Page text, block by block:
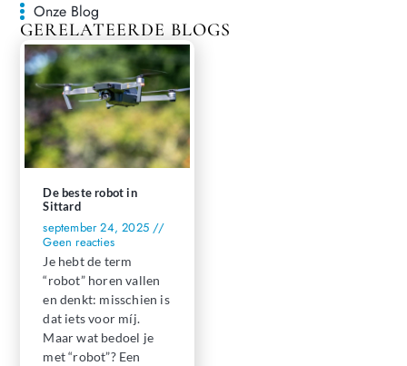
Onze Blog
GERELATEERDE BLOGS
De beste robot in
Sittard
september 24, 2025
Geen reacties
Je hebt de term
“robot” horen vallen
en denkt: misschien is
dat iets voor míj.
Maar wat bedoel je
met “robot”? Een